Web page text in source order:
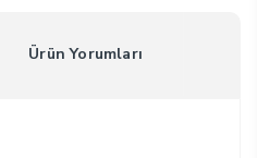
Ürün Yorumları